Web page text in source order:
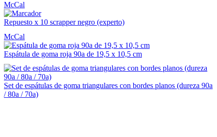
McCal
Repuesto x 10 scrapper negro (experto)
McCal
Espátula de goma roja 90a de 19,5 x 10,5 cm
Set de espátulas de goma triangulares con bordes planos (dureza 90a
/ 80a / 70a)